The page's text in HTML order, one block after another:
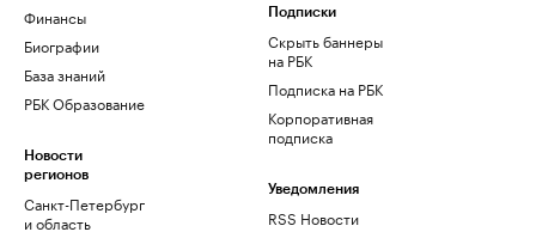
Финансы
Биографии
База знаний
РБК Образование
Новости
регионов
Санкт-Петербург
и область
Подписки
Скрыть баннеры
на РБК
Подписка на РБК
Корпоративная
подписка
Уведомления
RSS Новости